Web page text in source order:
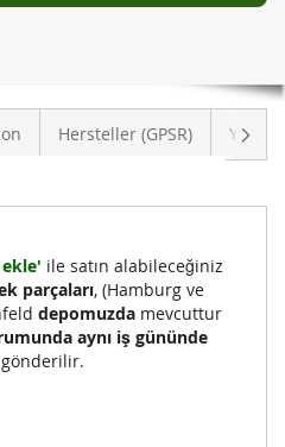
Hersteller (GPSR)
ile satın alabileceğiniz
parçaları, (Hamburg ve
depomuzda mevcuttur
aynı iş gününde